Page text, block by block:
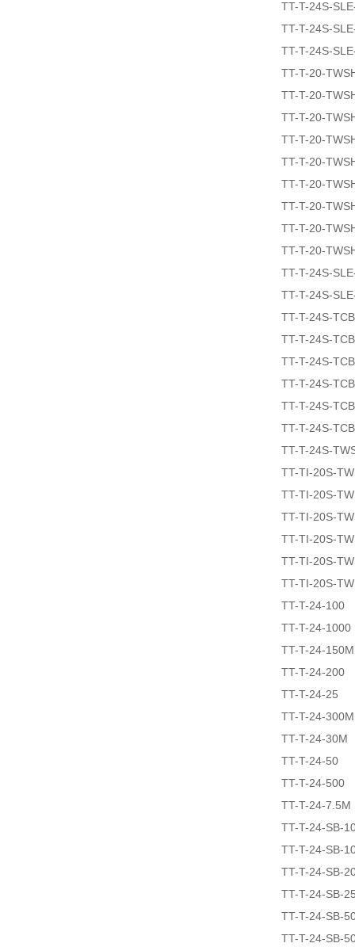
TT-T-24S-
TT-T-24S-
TT-T-24S-
TT-T-20-
TT-T-20-
TT-T-20-
TT-T-20-
TT-T-20-
TT-T-20-
TT-T-20-
TT-T-20-
TT-T-20-
TT-T-24S-
TT-T-24S-
TT-T-24S-
TT-T-24S-
TT-T-24S-
TT-T-24S-
TT-T-24S-
TT-T-24S-
TT-T-24S-
TT-TI-20S-
TT-TI-20S-
TT-TI-20S-
TT-TI-20S-
TT-TI-20S-
TT-TI-20S-
TT-T-24-100
TT-T-24-1000
TT-T-24-150M
TT-T-24-200
TT-T-24-25
TT-T-24-300M
TT-T-24-30M
TT-T-24-50
TT-T-24-500
TT-T-24-7.5M
TT-T-24-SB-
TT-T-24-SB-
TT-T-24-SB-
TT-T-24-SB-
TT-T-24-SB-
TT-T-24-SB-